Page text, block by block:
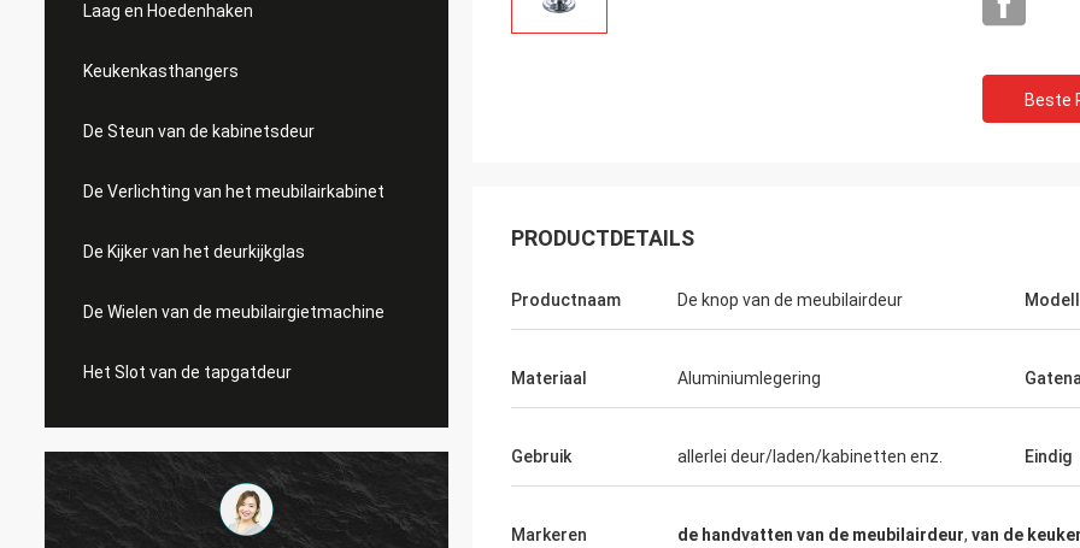
Laag en Hoedenhaken
Keukenkasthangers
De Steun van de kabinetsdeur
De Verlichting van het meubilairkabinet
De Kijker van het deurkijkglas
De Wielen van de meubilairgietmachine
Het Slot van de tapgatdeur
Beste
PRODUCTDETAILS
Productnaam De knop van de meubilairdeur
Materiaal Aluminiumlegering
Gebruik allerlei deur/laden/kabinetten enz. Eindig
Markeren de handvatten van de meubilairdeur, van de